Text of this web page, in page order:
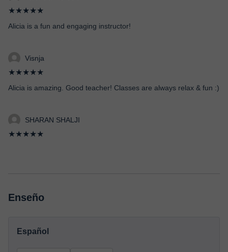
★★★★★
Alicia is a fun and engaging instructor!
Visnja
★★★★★
Alicia is amazing. Good teacher! Classes are always relax & fun :)
SHARAN SHALJI
★★★★★
Enseño
Español